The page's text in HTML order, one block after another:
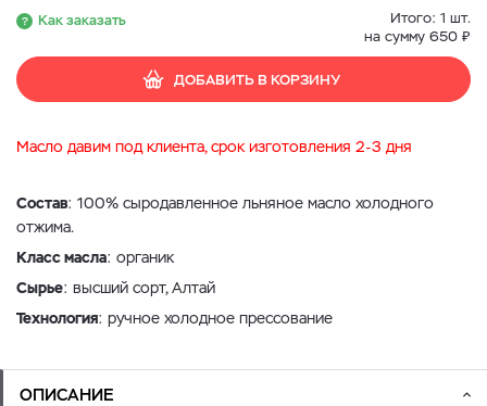
Как заказать Итого: 1 шт.
на сумму 650 ₽
ДОБАВИТЬ В КОРЗИНУ
Масло давим под клиента, срок изготовления 2-3 дня
Состав: 100% сыродавленное льняное масло холодного
отжима.
Класс масла: органик
Сырье: высший сорт,Алтай
Технология: ручное холодное прессование
ОПИСАНИЕ